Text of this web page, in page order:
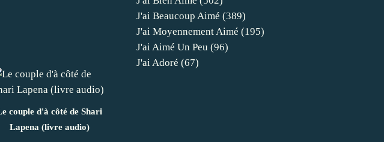
couple d'à côté de Shari
Lapena (livre audio)
J'ai Beaucoup Aimé (389)
J'ai Moyennement Aimé (195)
J'ai Aimé Un Peu (96)
J'ai Adoré (67)